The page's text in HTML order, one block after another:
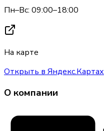
Пн–Вс: 09:00–18:00
На карте
Открыть в Яндекс.Картах
О компании